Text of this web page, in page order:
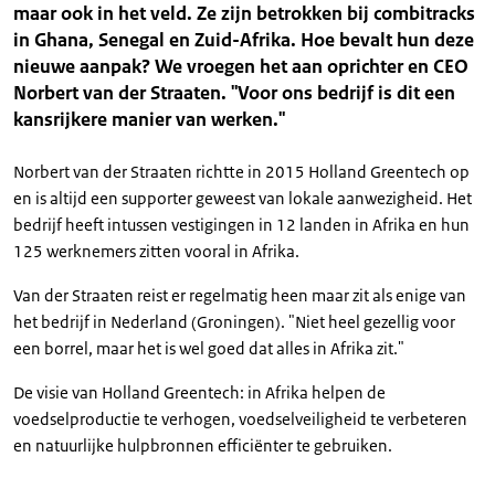
maar ook in het veld. Ze zijn betrokken bij combitracks
in Ghana, Senegal en Zuid-Afrika. Hoe bevalt hun deze
nieuwe aanpak? We vroegen het aan oprichter en CEO
Norbert van der Straaten. "Voor ons bedrijf is dit een
kansrijkere manier van werken."
Norbert van der Straaten richtte in 2015 Holland Greentech op
en is altijd een supporter geweest van lokale aanwezigheid. Het
bedrijf heeft intussen vestigingen in 12 landen in Afrika en hun
125 werknemers zitten vooral in Afrika.
Van der Straaten reist er regelmatig heen maar zit als enige van
het bedrijf in Nederland (Groningen). "Niet heel gezellig voor
een borrel, maar het is wel goed dat alles in Afrika zit."
De visie van Holland Greentech: in Afrika helpen de
voedselproductie te verhogen, voedselveiligheid te verbeteren
en natuurlijke hulpbronnen efficiënter te gebruiken.